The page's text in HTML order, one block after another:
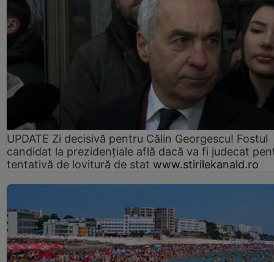
UPDATE Zi decisivă pentru Călin Georgescu! Fostul
candidat la prezidențiale află dacă va fi judecat
tentativă de lovitură de stat www.stirilekanald.ro